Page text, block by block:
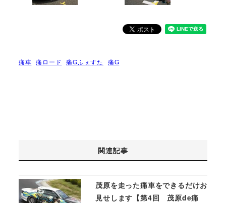
痛車 痛ロード 痛Gふぇすた 痛G
関連記事
茂原を走った痛車をできるだけお
見せします【第4回 茂原de痛